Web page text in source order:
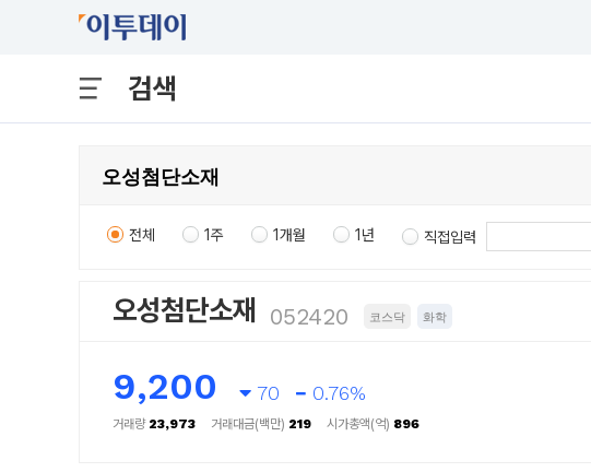
검색
전체 1주 1개월 1년 직접입력
오성첨단소재 052420 코스닥 화학
9,200 70 0.76%
거래량 23,973 거래대금(백만) 219 시가총액(억) 896